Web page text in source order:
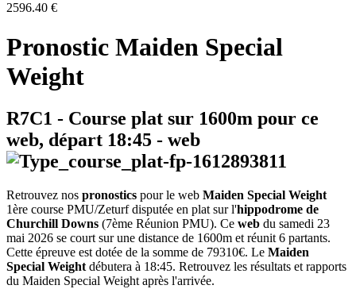
2596.40 €
Pronostic Maiden Special
Weight
R7C1 - Course plat sur 1600m pour ce
web, départ 18:45 - web
Retrouvez nos pronostics pour le web Maiden Special Weight
1ère course PMU/Zeturf disputée en plat sur l'hippodrome de
Churchill Downs (7ème Réunion PMU). Ce web du samedi 23
mai 2026 se court sur une distance de 1600m et réunit 6 partants.
Cette épreuve est dotée de la somme de 79310€. Le Maiden
Special Weight débutera à 18:45. Retrouvez les résultats et rapports
du Maiden Special Weight après l'arrivée.